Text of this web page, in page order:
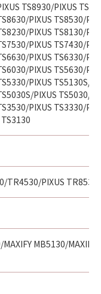
TS8930/PIXUS
PIXUS TS8530/
PIXUS TS8130/
PIXUS TS7430/
PIXUS TS6330/
PIXUS TS5630/
PIXUS TS5130S/
PIXUS TS5030/
PIXUS TS3330/
TR4530/PIXUS
MAXIFY MB5130/MAXIFY